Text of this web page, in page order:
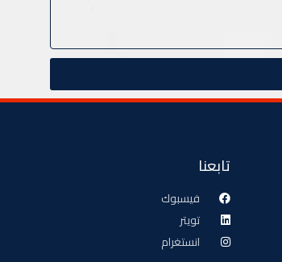
تابعنا
فيسبوك
تويتر
انستغرام